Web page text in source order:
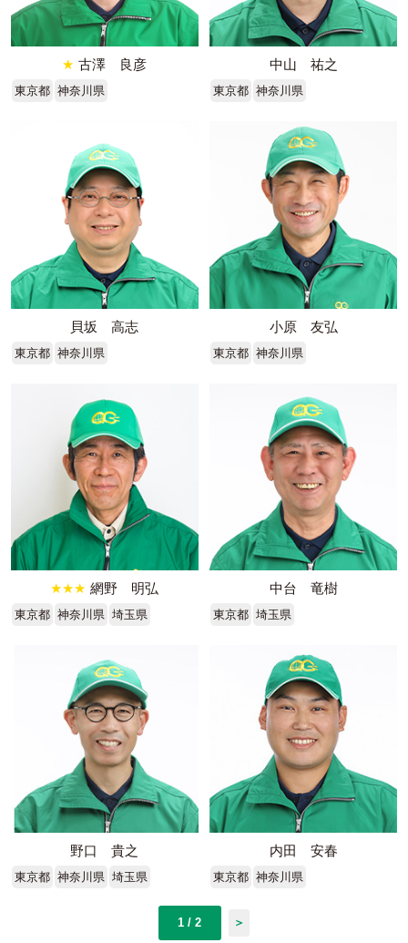
★ 古澤 良彦
東京都 神奈川県
中山 祐之
東京都 神奈川県
貝坂 高志
東京都 神奈川県
小原 友弘
東京都 神奈川県
★★★ 網野 明弘
東京都 神奈川県 埼玉県
中台 竜樹
東京都 埼玉県
野口 貴之
東京都 神奈川県 埼玉県
内田 安春
東京都 神奈川県
1 / 2 ＞